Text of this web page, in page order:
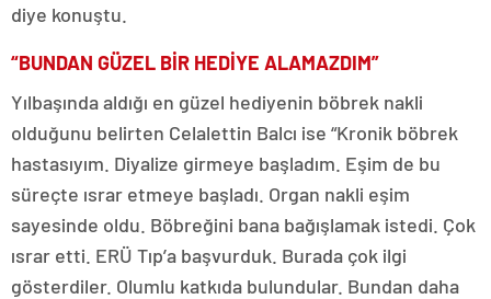
diye konuştu.
“BUNDAN GÜZEL BİR HEDİYE ALAMAZDIM”
Yılbaşında aldığı en güzel hediyenin böbrek nakli
olduğunu belirten Celalettin Balcı ise “Kronik böbrek
hastasıyım. Diyalize girmeye başladım. Eşim de bu
süreçte ısrar etmeye başladı. Organ nakli eşim
sayesinde oldu. Böbreğini bana bağışlamak istedi. Çok
ısrar etti. ERÜ Tıp’a başvurduk. Burada çok ilgi
gösterdiler. Olumlu katkıda bulundular. Bundan daha